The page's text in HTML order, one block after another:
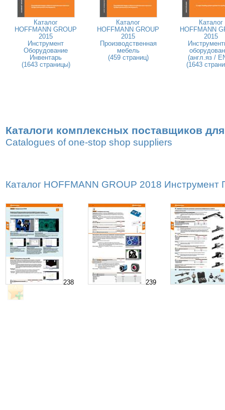
Каталог
HOFFMANN GROUP
2015
Инструмент
Оборудование
Инвентарь
(1643 страницы)
Каталог
HOFFMANN GROUP
2015
Производственная
мебель
(459 страниц)
Каталог
HOFFMANN
2015
(англ.яз /
(1643
Каталоги комплексных поставщиков
Catalogues of one-stop shop suppliers
Каталог HOFFMANN GROUP 2018
238 239